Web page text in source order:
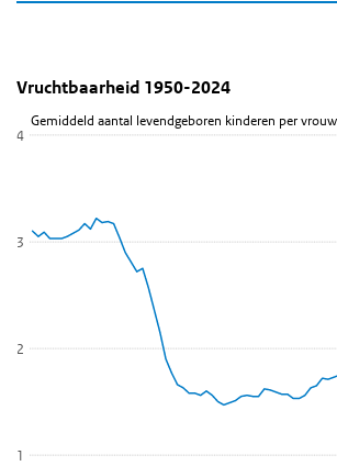
Vruchtbaarheid 1950-2024
Sla de grafiek 'Vruchtbaarheid 1950-2024'
Vruchtbaarheid 1950-2024
Lijn grafiek met 75 data punten.
Gemiddeld aantal levendgeboren kinderen per vrouw
Vruchtbaarheid 1950-2024
1
2
3
4